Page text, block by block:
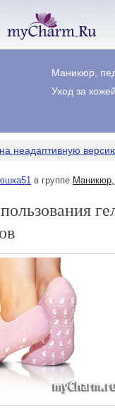
Маникюр,
Уход за кожей
неадаптивную
в группе